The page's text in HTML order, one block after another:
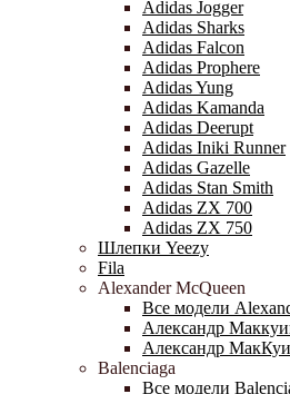
Adidas Jogger
Adidas Sharks
Adidas Falcon
Adidas Prophere
Adidas Yung
Adidas Kamanda
Adidas Deerupt
Adidas Iniki Runner
Adidas Gazelle
Adidas Stan Smith
Adidas ZX 700
Adidas ZX 750
Шлепки Yeezy
Fila
Alexander McQueen
Все модели
Александр
Александр
Balenciaga
Все модели